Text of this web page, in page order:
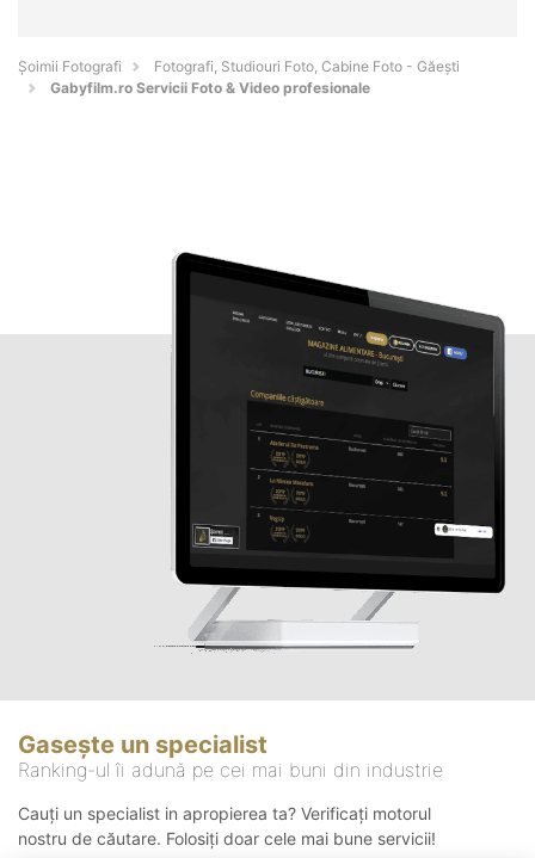
Șoimii Fotografi
Fotografi, Studiouri Foto, Cabine Foto - Găeşti
Gabyfilm.ro Servicii Foto & Video profesionale
Gasește un specialist
Ranking-ul îi adună pe cei mai buni din industrie
Cauți un specialist in apropierea ta? Verificați motorul
nostru de căutare. Folosiți doar cele mai bune servicii!